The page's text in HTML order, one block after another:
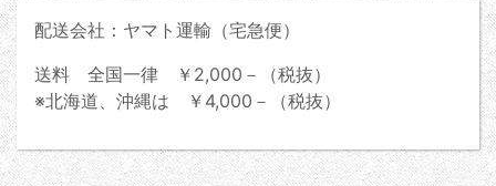
配送会社：ヤマト運輸（宅急便）
送料 全国一律 ￥2,000－（税抜）
※北海道、沖縄は ￥4,000－（税抜）